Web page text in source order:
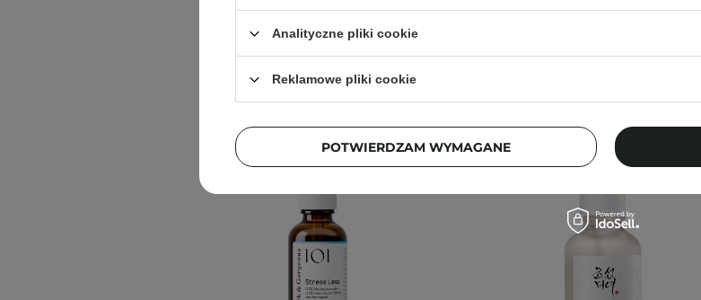
Analityczne pliki cookie
Reklamowe pliki cookie
POTWIERDZAM WYMAGANE